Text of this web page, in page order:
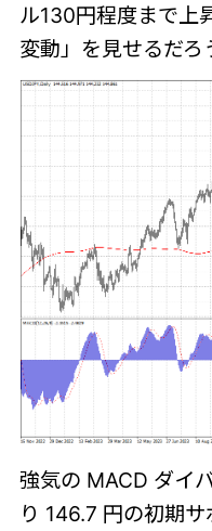
ル130円程度まで上
変動」を見せるだろ
強気の MACD ダイ
り 146.7 円の初期